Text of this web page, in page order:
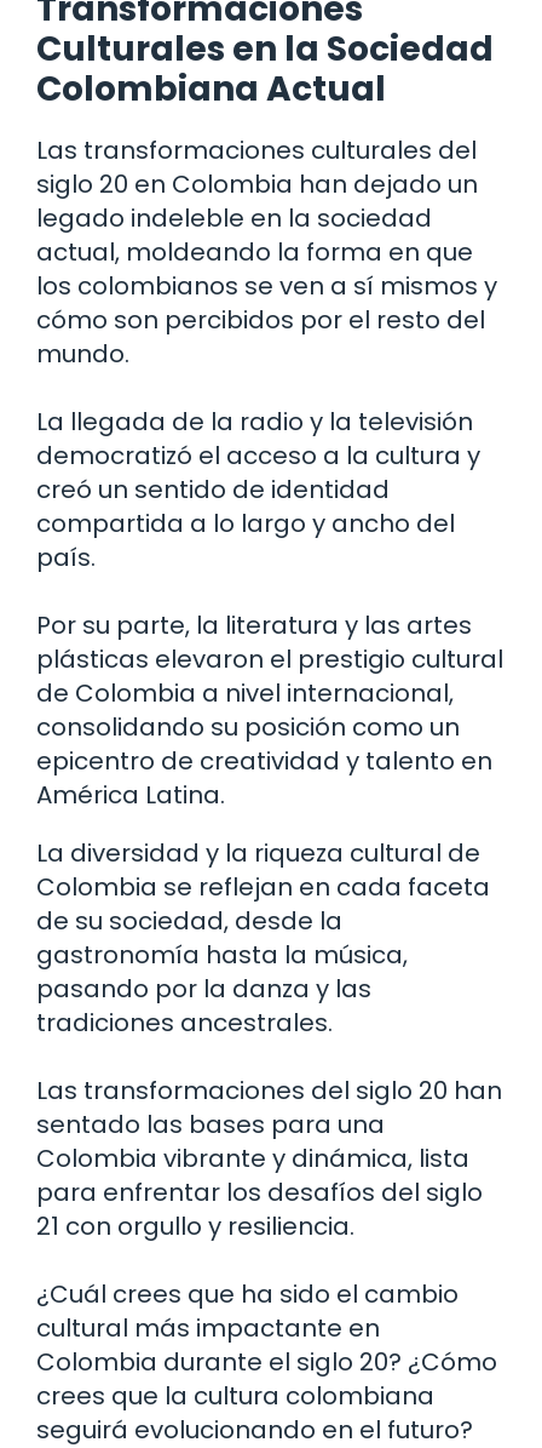
Culturales en la Sociedad
Colombiana Actual
Las transformaciones culturales del
siglo 20 en Colombia han dejado un
legado indeleble en la sociedad
actual, moldeando la forma en que
los colombianos se ven a sí mismos y
cómo son percibidos por el resto del
mundo.
La llegada de la radio y la televisión
democratizó el acceso a la cultura y
creó un sentido de identidad
compartida a lo largo y ancho del
país.
Por su parte, la literatura y las artes
plásticas elevaron el prestigio cultural
de Colombia a nivel internacional,
consolidando su posición como un
epicentro de creatividad y talento en
América Latina.
La diversidad y la riqueza cultural de
Colombia se reflejan en cada faceta
de su sociedad, desde la
gastronomía hasta la música,
pasando por la danza y las
tradiciones ancestrales.
Las transformaciones del siglo 20 han
sentado las bases para una
Colombia vibrante y dinámica, lista
para enfrentar los desafíos del siglo
21 con orgullo y resiliencia.
¿Cuál crees que ha sido el cambio
cultural más impactante en
Colombia durante el siglo 20? ¿Cómo
crees que la cultura colombiana
seguirá evolucionando en el futuro?